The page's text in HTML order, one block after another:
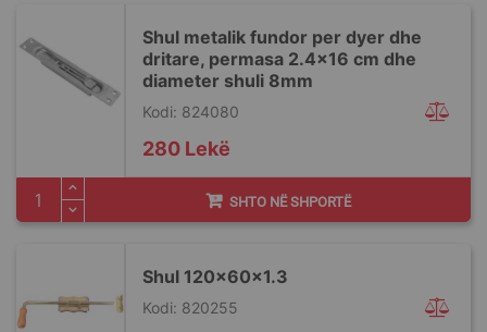
Shul metalik fundor per dyer dhe
dritare, permasa 2.4x16 cm dhe
diameter shuli 8mm
Kodi: 824080
280 Lekë
SHTO NË SHPORTË
Shul 120x60x1.3
Kodi: 820255